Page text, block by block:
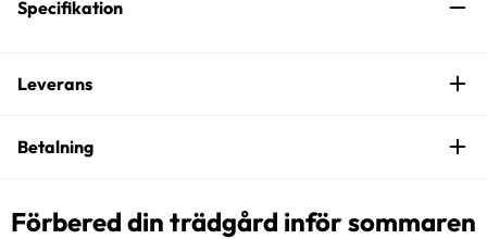
Specifikation
Leverans
Betalning
Förbered din trädgård inför sommaren